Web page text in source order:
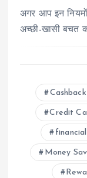
अगर आप इन
अच्छी-खासी बचत
Credit
Money